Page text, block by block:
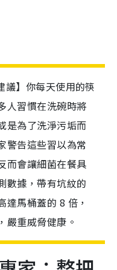
議】你每天使用的筷
人習慣在洗碗時將
是為了洗淨污垢而
警告這些習以為常
而會讓細菌在餐具
數據，帶有坑紋的
馬桶蓋的 8 倍，
嚴重威脅健康。